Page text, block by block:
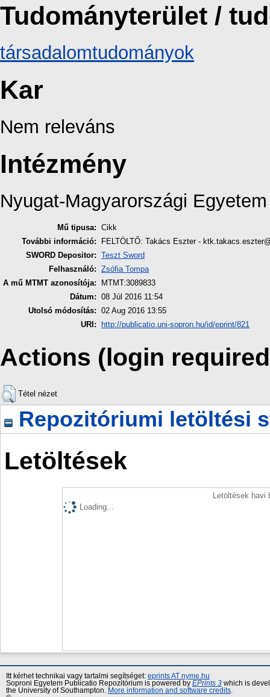
Tudományterület /
társadalomtudományok
Kar
Nem releváns
Intézmény
Nyugat-Magyarországi Egyetem
Mű tipusa: Cikk
További információ:
FELTÖLTŐ: Takács Eszter -
SWORD Depositor: Teszt Sword
Felhasználó: Zsófia Tompa
A mű MTMT azonosítója:
MTMT:3089833
Dátum: 08 Júl 2016 11:54
Utolsó módosítás: 02 Aug 2016 13:55
URI:
http://publicatio.uni-sopron.hu/id/eprint/821
Actions (login
Tétel nézet
Repozitóriumi letöltési
Letöltések
Letöltések havi
Loading...
Itt kérhet technikai vagy tartalmi segítséget: eprints AT nyme.hu
Soproni Egyetem Publicatio Repozitórium is powered by EPrints 3 which is
the University of Southampton.
More information and software credits